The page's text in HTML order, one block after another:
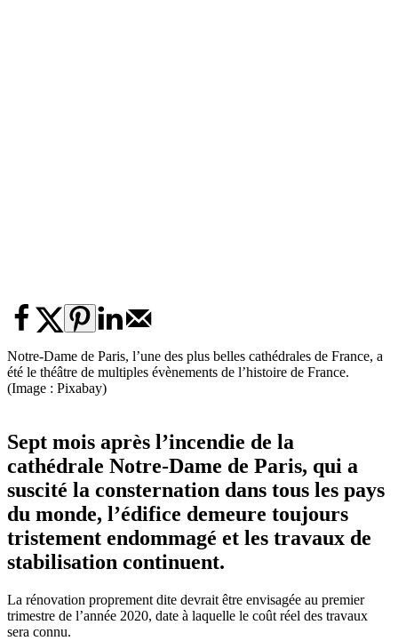
Notre-Dame de Paris, l’une des plus belles cathédrales de France, a
été le théâtre de multiples évènements de l’histoire de France.
(Image : Pixabay)
Sept mois après l’incendie de la
cathédrale Notre-Dame de Paris, qui a
suscité la consternation dans tous les pays
du monde, l’édifice demeure toujours
tristement endommagé et les travaux de
stabilisation continuent.
La rénovation proprement dite devrait être envisagée au premier
trimestre de l’année 2020, date à laquelle le coût réel des travaux
sera connu.